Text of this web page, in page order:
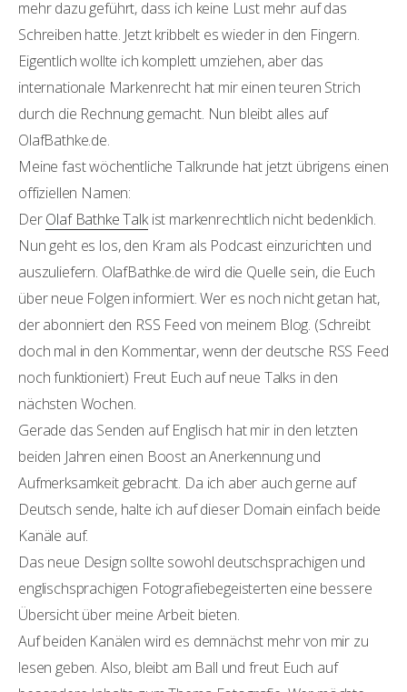
mehr dazu geführt, dass ich keine Lust mehr auf das
Schreiben hatte. Jetzt kribbelt es wieder in den Fingern.
Eigentlich wollte ich komplett umziehen, aber das
internationale Markenrecht hat mir einen teuren Strich
durch die Rechnung gemacht. Nun bleibt alles auf
OlafBathke.de.
Meine fast wöchentliche Talkrunde hat jetzt übrigens einen
offiziellen Namen:
DerOlaf Bathke Talkist markenrechtlich nicht bedenklich.
Nun geht es los, den Kram als Podcast einzurichten und
auszuliefern. OlafBathke.de wird die Quelle sein, die Euch
über neue Folgen informiert. Wer es noch nicht getan hat,
der abonniert den RSS Feed von meinem Blog. (Schreibt
doch mal in den Kommentar, wenn der deutsche RSS Feed
noch funktioniert) Freut Euch auf neue Talks in den
nächsten Wochen.
Gerade das Senden auf Englisch hat mir in den letzten
beiden Jahren einen Boost an Anerkennung und
Aufmerksamkeit gebracht. Da ich aber auch gerne auf
Deutsch sende, halte ich auf dieser Domain einfach beide
Kanäle auf.
Das neue Design sollte sowohl deutschsprachigen und
englischsprachigen Fotografiebegeisterten eine bessere
Übersicht über meine Arbeit bieten.
Auf beiden Kanälen wird es demnächst mehr von mir zu
lesen geben. Also, bleibt am Ball und freut Euch auf